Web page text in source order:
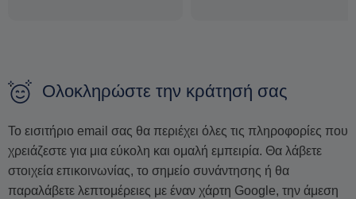
Ολοκληρώστε την κράτησή σας
Το εισιτήριο email σας θα περιέχει όλες τις πληροφορίες που
χρειάζεστε για μια εύκολη και ομαλή εμπειρία. Θα λάβετε
στοιχεία επικοινωνίας, το σημείο συνάντησης ή θα
παραλάβετε λεπτομέρειες με έναν χάρτη Google, την άμεση